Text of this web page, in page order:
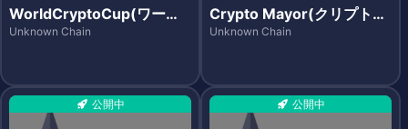
WorldCryptoCup(ワール
ドクリプトカップ)
Unknown Chain
Crypto Mayor(クリプトメ
イヤー)
Unknown Chain
公開中 公開中